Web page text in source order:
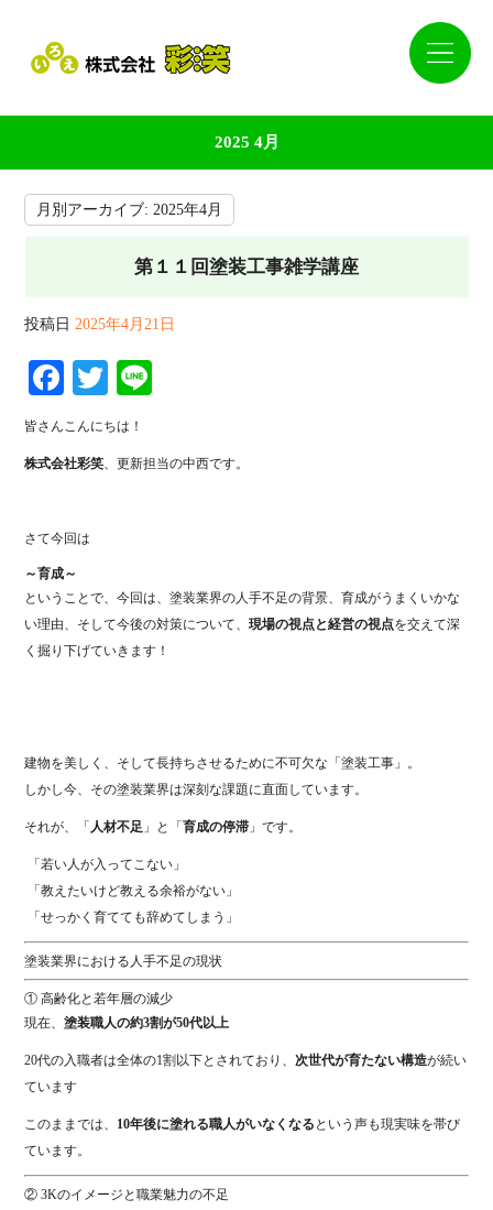
2025 4月
月別アーカイブ:2025年4月
第１１回塗装工事雑学講座
投稿日 2025年4月21日
Facebook
Twitter
皆さんこんにちは！
株式会社彩笑、更新担当の中西です。
さて今回は
～育成～
ということで、今回は、塗装業界の人手不足の背景、育成がうまくいかな
い理由、そして今後の対策について、現場の視点と経営の視点を交えて深
く掘り下げていきます！
建物を美しく、そして長持ちさせるために不可欠な「塗装工事」。
しかし今、その塗装業界は深刻な課題に直面しています。
それが、「 人材不足 」と「育成の停滞 」です。
「若い人が入ってこない」
「教えたいけど教える余裕がない」
「せっかく育てても辞めてしまう」
塗装業界における人手不足の現状
① 高齢化と若年層の減少
現在、塗装職人の約3割が50代以上
20代の入職者は全体の1割以下とされており、次世代が育たない構造が続い
ています
このままでは、 10年後に塗れる職人がいなくなる という声も現実味を帯び
ています。
② 3Kのイメージと職業魅力の不足